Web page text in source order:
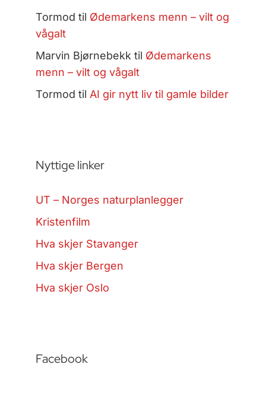
Tormod til Ødemarkens menn – vilt og
vågalt
Marvin Bjørnebekk til Ødemarkens
menn – vilt og vågalt
Tormod til AI gir nytt liv til gamle bilder
Nyttige linker
UT – Norges naturplanlegger
Kristenfilm
Hva skjer Stavanger
Hva skjer Bergen
Hva skjer Oslo
Facebook